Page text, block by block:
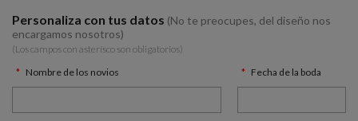
Personaliza con tus datos (No te preocupes, del diseño nos
encargamos nosotros)
(Los campos con asterísco son obligatorios)
Nombre de los novios
Fecha de la boda